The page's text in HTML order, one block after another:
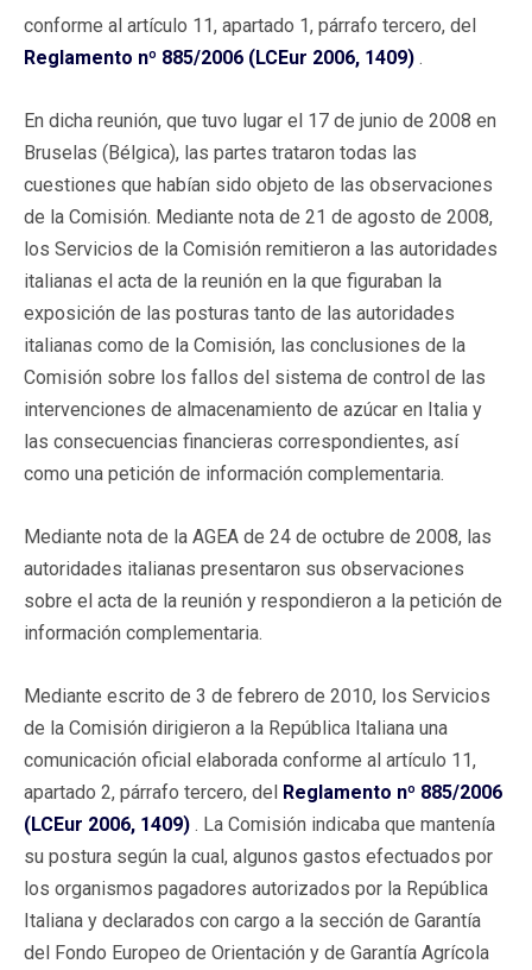
conforme al artículo 11, apartado 1, párrafo tercero, del
Reglamento nº 885/2006 (LCEur 2006, 1409) .
En dicha reunión, que tuvo lugar el 17 de junio de 2008 en
Bruselas (Bélgica), las partes trataron todas las
cuestiones que habían sido objeto de las observaciones
de la Comisión. Mediante nota de 21 de agosto de 2008,
los Servicios de la Comisión remitieron a las autoridades
italianas el acta de la reunión en la que figuraban la
exposición de las posturas tanto de las autoridades
italianas como de la Comisión, las conclusiones de la
Comisión sobre los fallos del sistema de control de las
intervenciones de almacenamiento de azúcar en Italia y
las consecuencias financieras correspondientes, así
como una petición de información complementaria.
Mediante nota de la AGEA de 24 de octubre de 2008, las
autoridades italianas presentaron sus observaciones
sobre el acta de la reunión y respondieron a la petición de
información complementaria.
Mediante escrito de 3 de febrero de 2010, los Servicios
de la Comisión dirigieron a la República Italiana una
comunicación oficial elaborada conforme al artículo 11,
apartado 2, párrafo tercero, del Reglamento nº 885/2006
(LCEur 2006, 1409) . La Comisión indicaba que mantenía
su postura según la cual, algunos gastos efectuados por
los organismos pagadores autorizados por la República
Italiana y declarados con cargo a la sección de Garantía
del Fondo Europeo de Orientación y de Garantía Agrícola